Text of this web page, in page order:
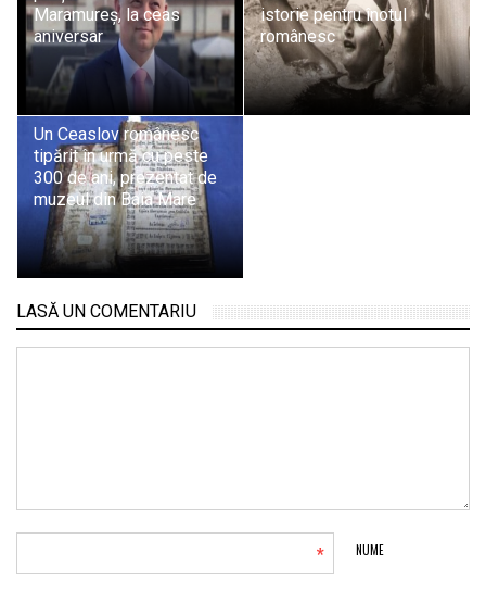
Maramureș, la ceas
aniversar
istorie pentru înotul
românesc
Un Ceaslov românesc
tipărit în urmă cu peste
300 de ani, prezentat de
muzeul din Baia Mare
LASĂ UN COMENTARIU
NUME
*